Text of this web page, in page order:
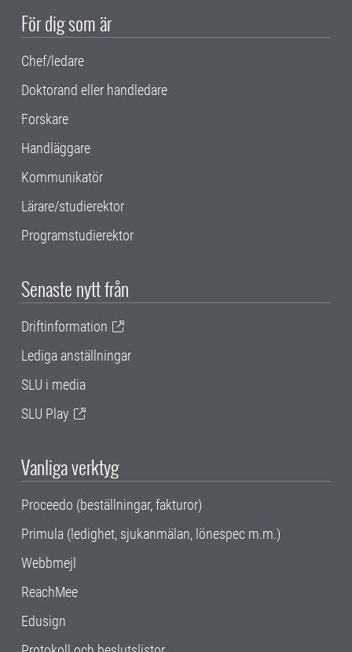
För dig som är
Chef/ledare
Doktorand eller handledare
Forskare
Handläggare
Kommunikatör
Lärare/studierektor
Programstudierektor
Senaste nytt från
Driftinformation
Lediga anställningar
SLU i media
SLU Play
Vanliga verktyg
Proceedo (beställningar, fakturor)
Primula (ledighet, sjukanmälan, lönespec m.m.)
Webbmejl
ReachMee
Edusign